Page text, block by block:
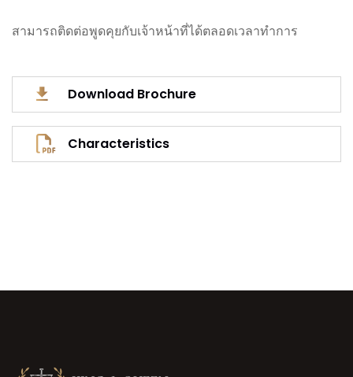
สามารถติดต่อพูดคุยกับเจ้าหน้าที่ได้ตลอดเวลาทำการ
Download Brochure
Characteristics